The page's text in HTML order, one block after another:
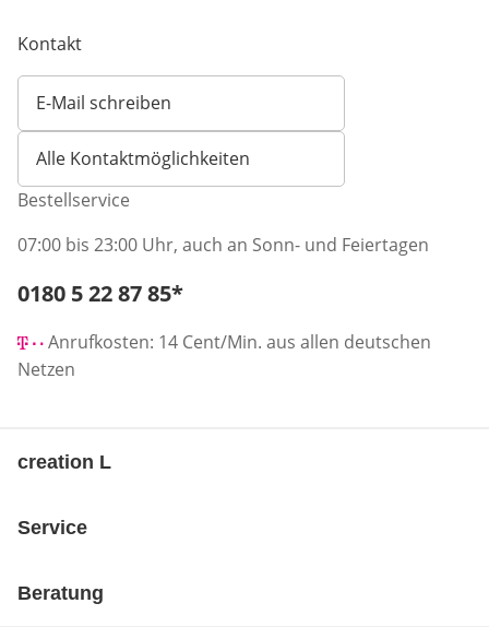
Kontakt
E-Mail schreiben
Öffnet E-Mail-Client
Alle Kontaktmöglichkeiten
Bestellservice
07:00 bis 23:00 Uhr, auch an Sonn- und Feiertagen
Telefonnummer:
0180 5 22 87 85*
Anrufkosten: 14 Cent/Min. aus allen deutschen
Netzen
creation L
Service
Beratung